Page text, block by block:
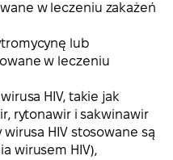
w leczeniu zakażeń
lub
w leczeniu
HIV, takie jak
rytonawir i sakwinawir
HIV stosowane są
wirusem HIV),